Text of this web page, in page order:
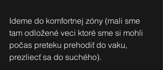
Ideme do komfortnej zóny (mali sme
tam odložené veci ktoré sme si mohli
počas preteku prehodiť do vaku,
prezliecť sa do suchého).